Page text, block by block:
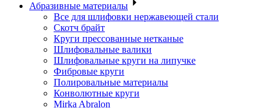
Абразивные материалы
Все для шлифовки нержавеющей стали
Скотч брайт
Круги прессованные нетканые
Шлифовальные валики
Шлифовальные круги на липучке
Фибровые круги
Полировальные материалы
Конволютные круги
Mirka Abralon